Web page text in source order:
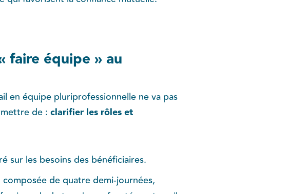
faire équipe » au
en équipe pluriprofessionnelle ne va pas
de :clarifier les rôles et
sur les besoins des bénéficiaires.
composée de quatre demi-journées,